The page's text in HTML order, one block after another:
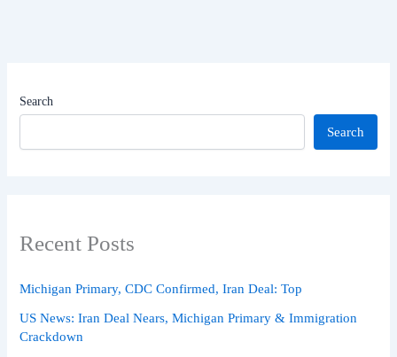
Search
Search
Recent Posts
Michigan Primary, CDC Confirmed, Iran Deal: Top
US News: Iran Deal Nears, Michigan Primary & Immigration
Crackdown